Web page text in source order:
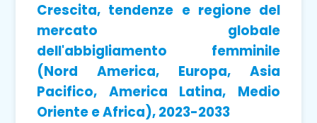
Crescita, tendenze e regione del
mercato globale
dell'abbigliamento femminile
(Nord America, Europa, Asia
Pacifico, America Latina, Medio
Oriente e Africa), 2023-2033